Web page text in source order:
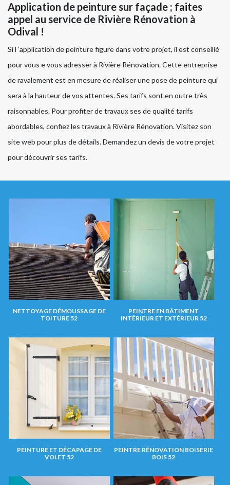
Application de peinture sur façade ; faites
appel au service de Rivière Rénovation à
Odival !
Si l ’application de peinture figure dans votre projet, il est conseillé
pour vous e vous adresser à Rivière Rénovation. Cette entreprise
de ravalement est en mesure de réaliser une pose de peinture qui
sera à la hauteur de vos attentes. Ses tarifs sont en outre très
raisonnables. Pour profiter de travaux ses de qualité tarifs
abordables, confiez les travaux à Rivière Rénovation. Visitez son
site web pour plus de détails. Demandez un devis de votre projet
pour découvrir ses tarifs.
NETTOYAGE DÉMOUSSAGE DE
TOITURE 52
PEINTRE EN BÂTIMENT
INTÉRIEUR ET EXTÉRIEUR 52
PEINTURE ET DÉCAPAGE DE
VOLET 52
PEINTRE RÉNOVATION BOISERIE
BOIS 52